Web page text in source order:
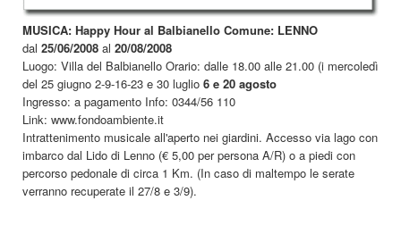
MUSICA: Happy Hour al Balbianello Comune: LENNO
dal 25/06/2008 al 20/08/2008
Luogo: Villa del Balbianello Orario: dalle 18.00 alle 21.00 (i mercoledì
del 25 giugno 2-9-16-23 e 30 luglio 6 e 20 agosto
Ingresso: a pagamento Info: 0344/56 110
Link: www.fondoambiente.it
Intrattenimento musicale all'aperto nei giardini. Accesso via lago con
imbarco dal Lido di Lenno (€ 5,00 per persona A/R) o a piedi con
percorso pedonale di circa 1 Km. (In caso di maltempo le serate
verranno recuperate il 27/8 e 3/9).